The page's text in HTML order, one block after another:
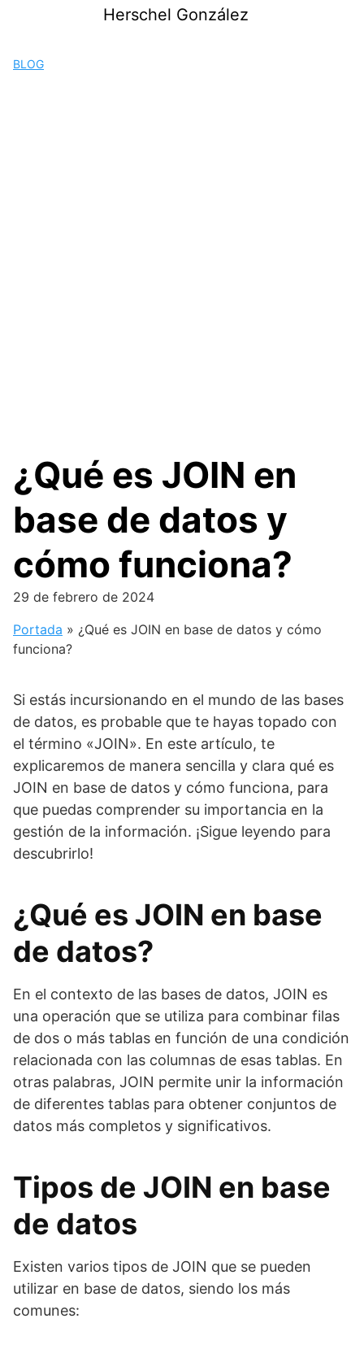
Herschel González
BLOG
¿Qué es JOIN en
base de datos y
cómo funciona?
29 de febrero de 2024
Portada » ¿Qué es JOIN en base de datos y cómo
funciona?
Si estás incursionando en el mundo de las bases
de datos, es probable que te hayas topado con
el término «JOIN». En este artículo, te
explicaremos de manera sencilla y clara qué es
JOIN en base de datos y cómo funciona, para
que puedas comprender su importancia en la
gestión de la información. ¡Sigue leyendo para
descubrirlo!
¿Qué es JOIN en base
de datos?
En el contexto de las bases de datos, JOIN es
una operación que se utiliza para combinar filas
de dos o más tablas en función de una condición
relacionada con las columnas de esas tablas. En
otras palabras, JOIN permite unir la información
de diferentes tablas para obtener conjuntos de
datos más completos y significativos.
Tipos de JOIN en base
de datos
Existen varios tipos de JOIN que se pueden
utilizar en base de datos, siendo los más
comunes: